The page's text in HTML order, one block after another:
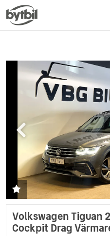
Volkswagen Tiguan
Cockpit Drag